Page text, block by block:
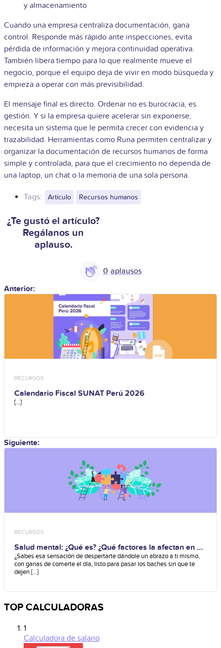
y almacenamiento
Cuando una empresa centraliza documentación, gana
control. Responde más rápido ante inspecciones, evita
pérdida de información y mejora continuidad operativa.
También libera tiempo para lo que realmente mueve el
negocio, porque el equipo deja de vivir en modo búsqueda y
empieza a operar con más previsibilidad.
El mensaje final es directo. Ordenar no es burocracia, es
gestión. Y si la empresa quiere acelerar sin exponerse,
necesita un sistema que le permita crecer con evidencia y
trazabilidad. Herramientas como Runa permiten centralizar y
organizar la documentación de recursos humanos de forma
simple y controlada, para que el crecimiento no dependa de
una laptop, un chat o la memoria de una sola persona.
Tags: Artículo Recursos humanos
¿Te gustó el artículo?
Regálanos un
aplauso.
0
Anterior:
RECURSOS
Calendario Fiscal SUNAT Perú 2026
[...]
Siguiente:
RECURSOS
Salud mental: ¿Qué es? ¿Qué factores la afectan en el
trabajo?
¿Sabes esa sensación de despertarte dándole un abrazo a ti mismo,
con ganas de comerte el día, listo para pasar los baches sin que te
dejen [...]
TOP CALCULADORAS
1
Calculadora de salario